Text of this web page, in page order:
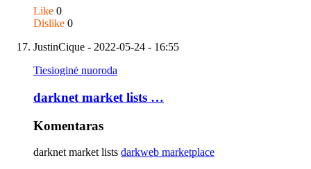
Like 0
Dislike 0
JustinCique - 2022-05-24 - 16:55
Tiesioginė nuoroda
darknet market lists …
Komentaras
darknet market lists darkweb marketplace